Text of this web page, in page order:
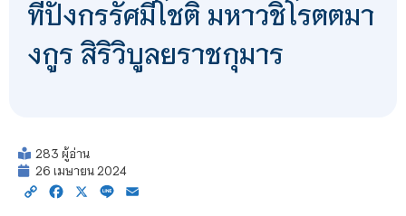
ทีปังกรรัศมีโชติ มหาวชิโรตตมา
งกูร สิริวิบูลยราชกุมาร
283 ผู้อ่าน
26 เมษายน 2024
Copy Facebook
X Line